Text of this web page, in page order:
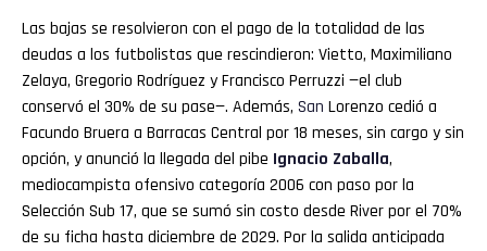
Las bajas se resolvieron con el pago de la totalidad de las
deudas a los futbolistas que rescindieron: Vietto, Maximiliano
Zelaya, Gregorio Rodríguez y Francisco Perruzzi —el club
conservó el 30% de su pase—. Además, San Lorenzo cedió a
Facundo Bruera a Barracas Central por 18 meses, sin cargo y sin
opción, y anunció la llegada del pibe Ignacio Zaballa,
mediocampista ofensivo categoría 2006 con paso por la
Selección Sub 17, que se sumó sin costo desde River por el 70%
de su ficha hasta diciembre de 2029. Por la salida anticipada